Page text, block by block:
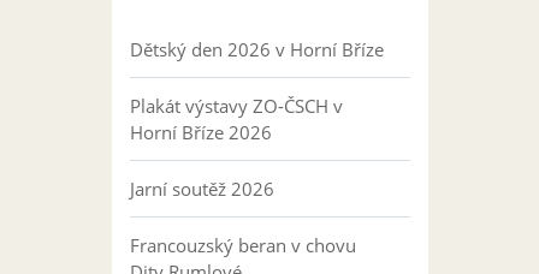
Dětský den 2026 v Horní Bříze
Plakát výstavy ZO-ČSCH v
Horní Bříze 2026
Jarní soutěž 2026
Francouzský beran v chovu